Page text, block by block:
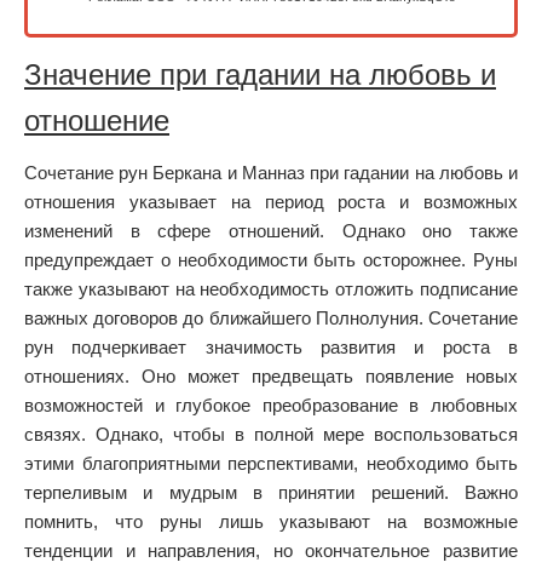
Значение при гадании на любовь и
отношение
Сочетание рун Беркана и Манназ при гадании на любовь и
отношения указывает на период роста и возможных
изменений в сфере отношений. Однако оно также
предупреждает о необходимости быть осторожнее. Руны
также указывают на необходимость отложить подписание
важных договоров до ближайшего Полнолуния. Сочетание
рун подчеркивает значимость развития и роста в
отношениях. Оно может предвещать появление новых
возможностей и глубокое преобразование в любовных
связях. Однако, чтобы в полной мере воспользоваться
этими благоприятными перспективами, необходимо быть
терпеливым и мудрым в принятии решений. Важно
помнить, что руны лишь указывают на возможные
тенденции и направления, но окончательное развитие